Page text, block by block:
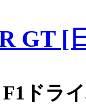
GT [
F1ドラ